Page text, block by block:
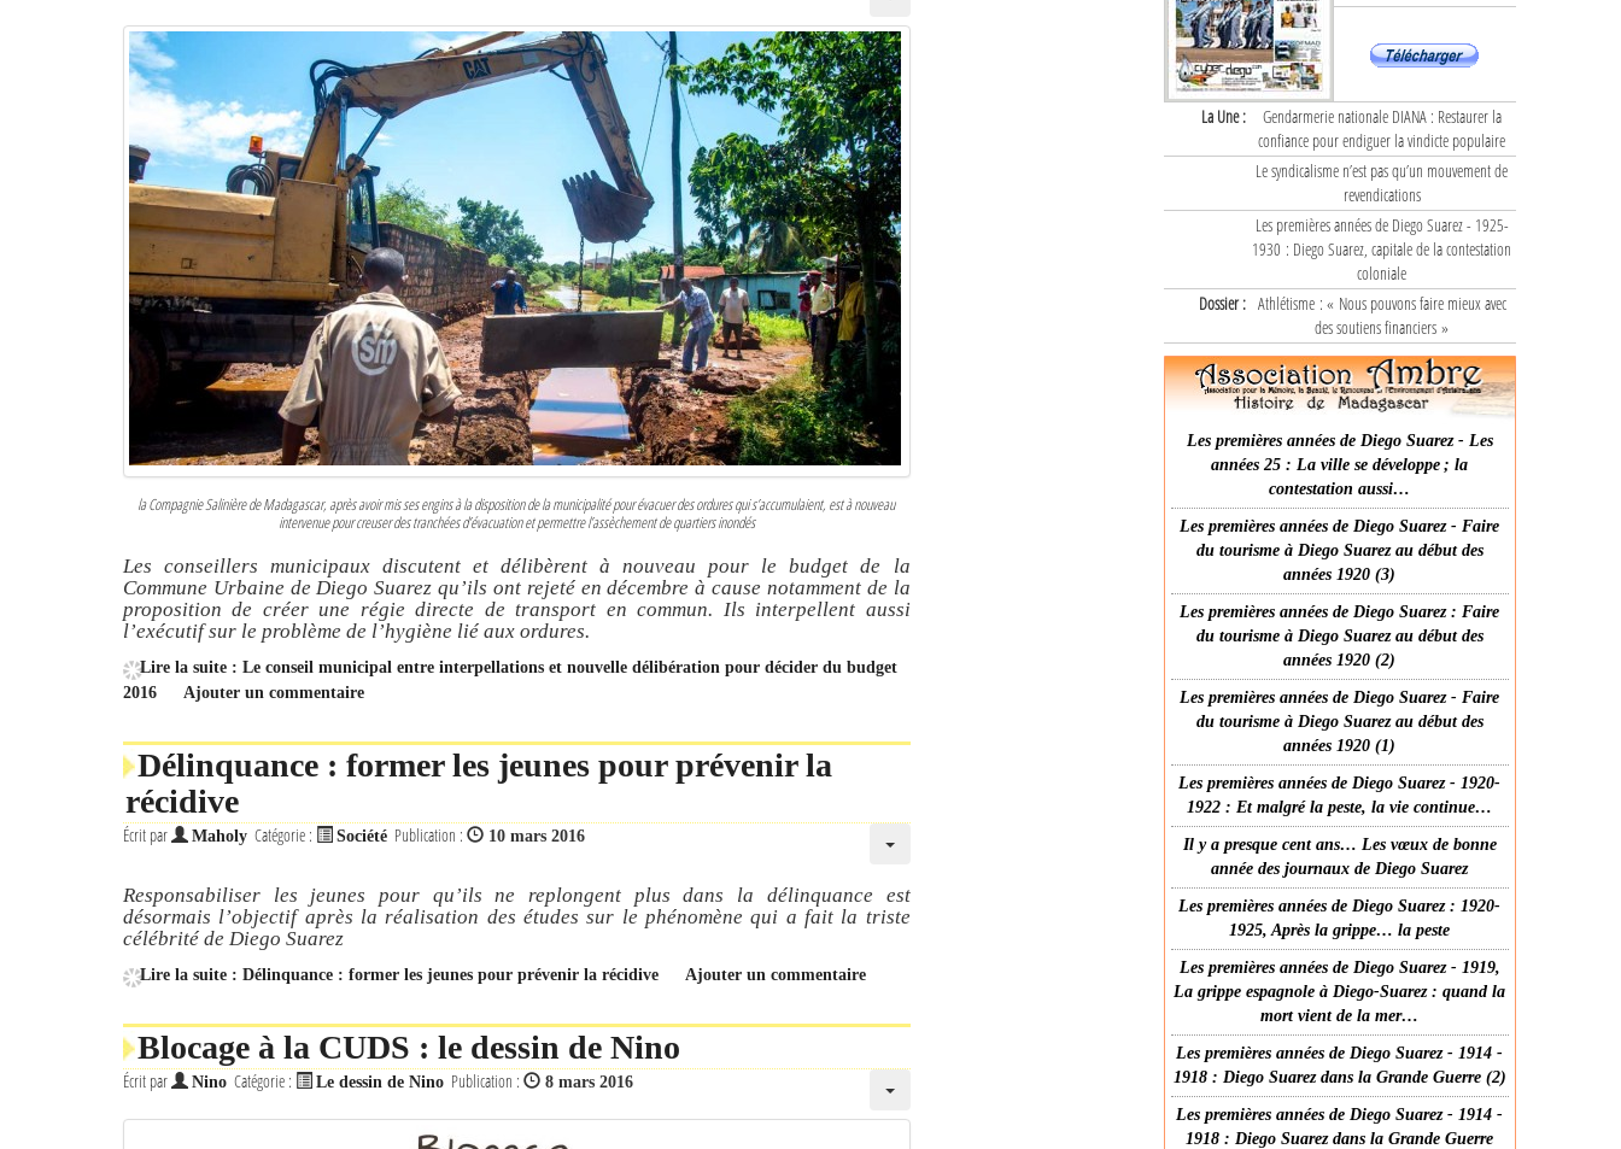
la Compagnie Salinière de Madagascar, après avoir mis ses engins à la disposition de la municipalité pour évacuer des ordures qui s’accumulaient, est à nouveau
intervenue pour creuser des tranchées d’évacuation et permettre l’assèchement de quartiers inondés
Les conseillers municipaux discutent et délibèrent à nouveau pour le budget de la
Commune Urbaine de Diego Suarez qu’ils ont rejeté en décembre à cause notamment de la
proposition de créer une régie directe de transport en commun. Ils interpellent aussi
l’exécutif sur le problème de l’hygiène lié aux ordures.
Lire la suite : Le conseil municipal entre interpellations et nouvelle délibération pour décider du budget
2016
Ajouter un commentaire
Délinquance : former les jeunes pour prévenir la
récidive
Écrit par Maholy Catégorie : Société Publication : 10 mars 2016
Responsabiliser les jeunes pour qu’ils ne replongent plus dans la délinquance est
désormais l’objectif après la réalisation des études sur le phénomène qui a fait la triste
célébrité de Diego Suarez
Lire la suite : Délinquance : former les jeunes pour prévenir la récidive Ajouter un commentaire
Blocage à la CUDS : le dessin de Nino
Écrit par Nino Catégorie : Le dessin de Nino Publication : 8 mars 2016
La Une :
Gendarmerie nationale DIANA : Restaurer la
confiance pour endiguer la vindicte populaire
Le syndicalisme n’est pas qu’un mouvement de
revendications
Les premières années de Diego Suarez - 1925-
1930 : Diego Suarez, capitale de la contestation
coloniale
Dossier : Athlétisme : « Nous pouvons faire mieux avec
des soutiens financiers »
Les premières années de Diego Suarez - Les
années 25 : La ville se développe ; la
contestation aussi…
Les premières années de Diego Suarez - Faire
du tourisme à Diego Suarez au début des
années 1920 (3)
Les premières années de Diego Suarez : Faire
du tourisme à Diego Suarez au début des
années 1920 (2)
Les premières années de Diego Suarez - Faire
du tourisme à Diego Suarez au début des
années 1920 (1)
Les premières années de Diego Suarez - 1920-
1922 : Et malgré la peste, la vie continue…
Il y a presque cent ans… Les vœux de bonne
année des journaux de Diego Suarez
Les premières années de Diego Suarez : 1920-
1925, Après la grippe… la peste
Les premières années de Diego Suarez - 1919,
La grippe espagnole à Diego-Suarez : quand la
mort vient de la mer…
Les premières années de Diego Suarez - 1914 -
1918 : Diego Suarez dans la Grande Guerre (2)
Les premières années de Diego Suarez - 1914 -
1918 : Diego Suarez dans la Grande Guerre